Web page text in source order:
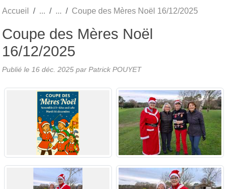
Accueil Coupe des Mères Noël 16/12/2025
Coupe des Mères Noël
16/12/2025
Publié le 16 déc. 2025 par Patrick POUYET